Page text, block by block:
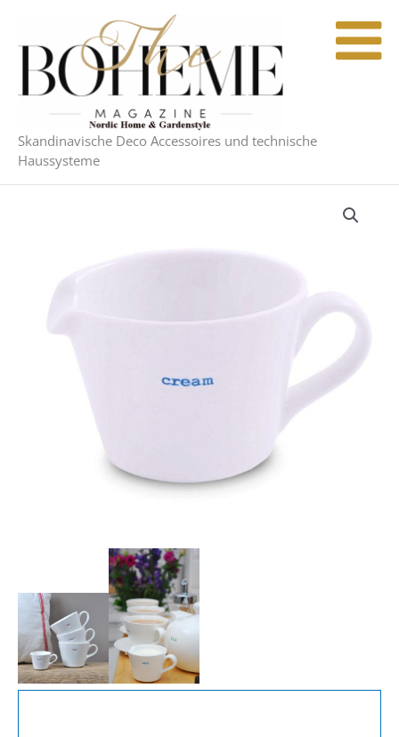
springen
Skandinavische Deco Accessoires und technische
Haussysteme